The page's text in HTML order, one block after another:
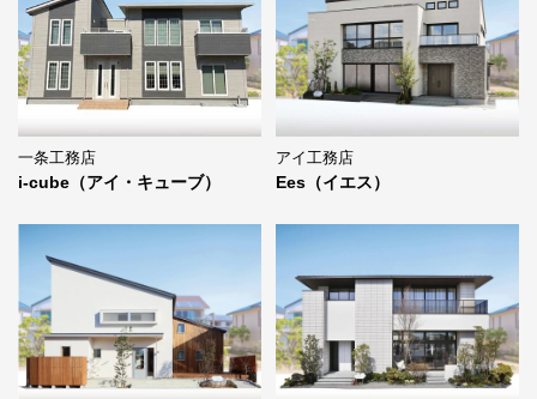
一条工務店
i-cube（アイ・キューブ）
アイ工務店
Ees（イエス）